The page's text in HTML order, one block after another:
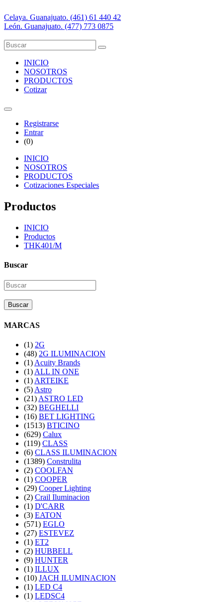
Celaya. Guanajuato. (461) 61 440 42
León. Guanajuato. (477) 773 0875
INICIO
NOSOTROS
PRODUCTOS
Cotizar
Registrarse
Entrar
(0)
INICIO
NOSOTROS
PRODUCTOS
Cotizaciones Especiales
Productos
INICIO
Productos
THK401/M
Buscar
Buscar
MARCAS
(1) 2G
(48) 2G ILUMINACION
(1) Acuity Brands
(1) ALL IN ONE
(1) ARTEIKE
(5) Astro
(21) ASTRO LED
(32) BEGHELLI
(16) BET LIGHTING
(1513) BTICINO
(629) Calux
(119) CLASS
(6) CLASS ILUMINACION
(1389) Construlita
(2) COOLFAN
(1) COOPER
(29) Cooper Lighting
(2) Crail Iluminacion
(1) D'CARR
(3) EATON
(571) EGLO
(27) ESTEVEZ
(1) ET2
(2) HUBBELL
(9) HUNTER
(1) ILLUX
(10) JACH ILUMINACION
(1) LED C4
(1) LEDSC4